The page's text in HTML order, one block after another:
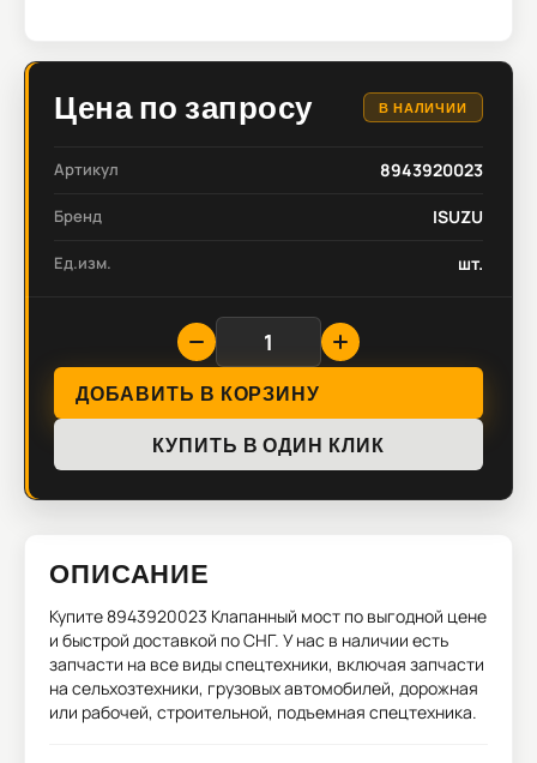
Цена по запросу В НАЛИЧИИ
Артикул 8943920023
Бренд ISUZU
Ед.изм. шт.
ДОБАВИТЬ В КОРЗИНУ
КУПИТЬ В ОДИН КЛИК
ОПИСАНИЕ
Купите8943920023 Клапанный мост по выгодной цене
и быстрой доставкой по СНГ. У нас в наличии есть
запчасти на все виды спецтехники, включая запчасти
на сельхозтехники, грузовых автомобилей, дорожная
или рабочей, строительной, подъемная спецтехника.